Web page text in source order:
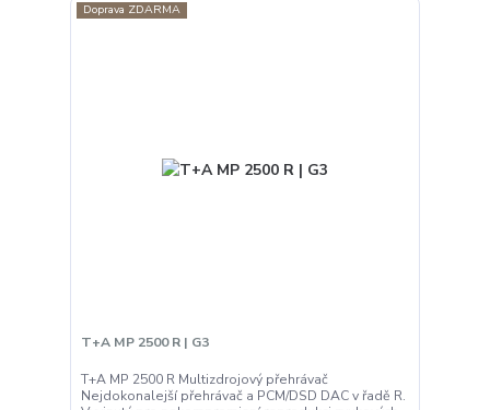
Doprava ZDARMA
T+A MP 2500 R | G3
T+A MP 2500 R Multizdrojový přehrávač
Nejdokonalejší přehrávač a PCM/DSD DAC v řadě R.